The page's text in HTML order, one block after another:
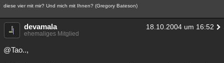
diese vier mit mir? Und mich mit Ihnen? (Gregory Bateson)
devamala 18.10.2004 um 16:52
ehemaliges Mitglied
@Tao..,